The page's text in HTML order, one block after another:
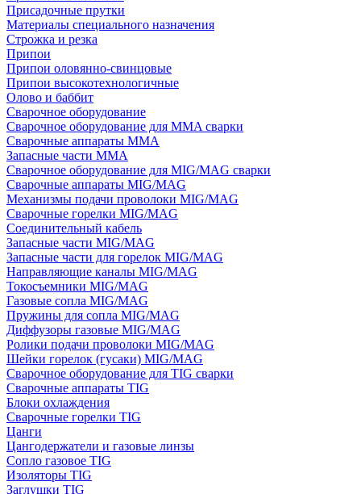
Присадочные прутки
Материалы специального назначения
Строжка и резка
Припои
Припои оловянно-свинцовые
Припои высокотехнологичные
Олово и баббит
Сварочное оборудование
Сварочное оборудование для MMA сварки
Сварочные аппараты MMA
Запасные части MMA
Сварочное оборудование для MIG/MAG сварки
Сварочные аппараты MIG/MAG
Механизмы подачи проволоки MIG/MAG
Сварочные горелки MIG/MAG
Соединительный кабель
Запасные части MIG/MAG
Запасные части для горелок MIG/MAG
Направляющие каналы MIG/MAG
Токосъемники MIG/MAG
Газовые сопла MIG/MAG
Пружины для сопла MIG/MAG
Диффузоры газовые MIG/MAG
Ролики подачи проволоки MIG/MAG
Шейки горелок (гусаки) MIG/MAG
Сварочное оборудование для TIG сварки
Сварочные аппараты TIG
Блоки охлаждения
Сварочные горелки TIG
Цанги
Цангодержатели и газовые линзы
Сопло газовое TIG
Изоляторы TIG
Заглушки TIG